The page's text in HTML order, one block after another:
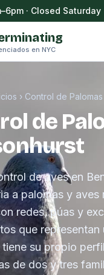
· Closed Saturday
en NYC
› Control de
de
de aves en
a palomas y
redes, púas y
que
su propio
de dos y tres